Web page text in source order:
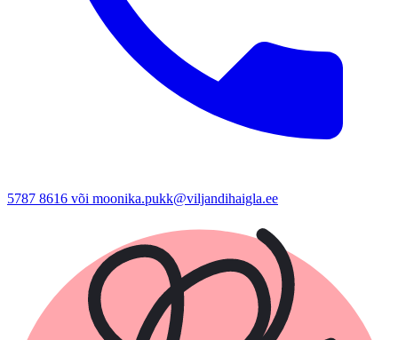
5787 8616 või moonika.pukk@viljandihaigla.ee